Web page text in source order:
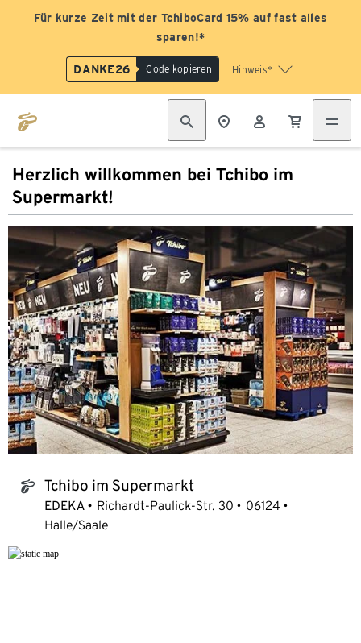
Für kurze Zeit mit der TchiboCard 15% auf fast alles
sparen!*
DANKE26 Code kopieren Hinweis*
Herzlich willkommen bei Tchibo im
Supermarkt!
tchibo_logo Tchibo im Supermarkt
EDEKA Richardt-Paulick-Str. 30
06124
Halle/Saale